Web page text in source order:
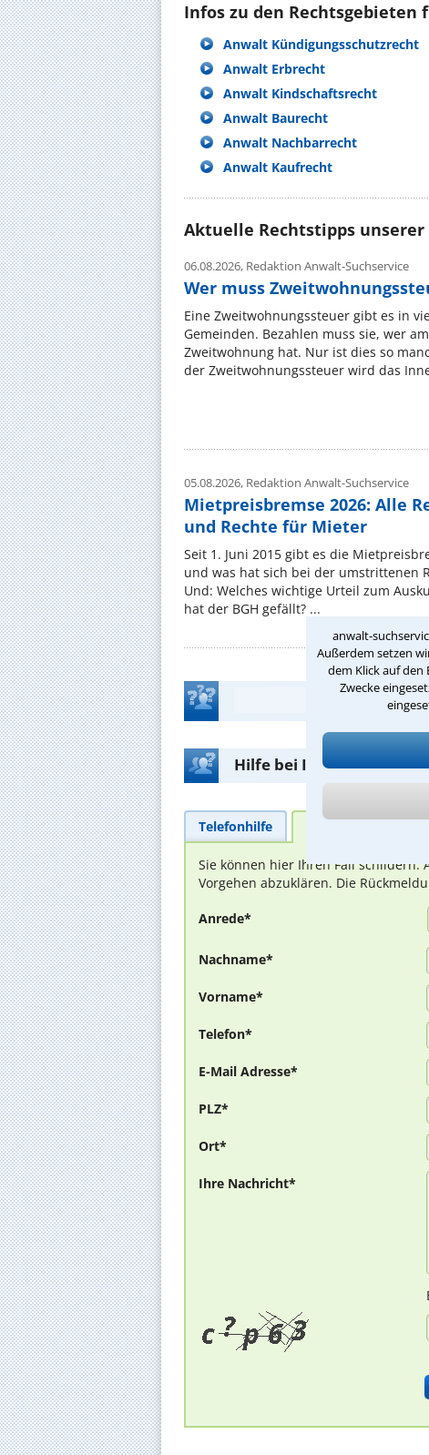
anwalt-
Außerdem setzen
dem Klick auf den
Zwecke
Infos zu den Rechtsgebieten
Anwalt Kündigungsschutzrecht
Anwalt Erbrecht
Anwalt Kindschaftsrecht
Anwalt Baurecht
Anwalt Nachbarrecht
Anwalt Kaufrecht
Aktuelle Rechtstipps unserer
06.08.2026, Redaktion Anwalt-Suchservice
Wer muss
Eine Zweitwohnungssteuer gibt es in
Gemeinden. Bezahlen muss sie, wer
Zweitwohnung hat. Nur ist dies so
der Zweitwohnungssteuer wird das
05.08.2026, Redaktion Anwalt-Suchservice
Mietpreisbremse 2026: Alle
und Rechte für Mieter
Seit 1. Juni 2015 gibt es die
und was hat sich bei der umstrittenen
Und: Welches wichtige Urteil zum
hat der BGH gefällt? ...
Hilfe bei Ihrer
Telefonhilfe
Sie können hier Ihren Fall schildern.
Vorgehen abzuklären. Die
Anrede*
Nachname*
Vorname*
Telefon*
E-Mail Adresse*
PLZ*
Ort*
Ihre Nachricht*